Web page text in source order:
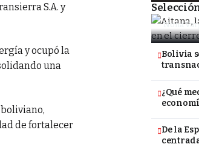
S.A. y
y ocupó la
una
de fortalecer
Nona
Bolivia
¿Qué
De la